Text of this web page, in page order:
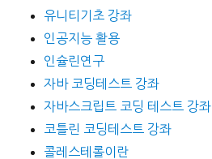
유니티기초 강좌
인공지능 활용
인슐린연구
자바 코딩테스트 강좌
자바스크립트 코딩 테스트 강좌
코틀린 코딩테스트 강좌
콜레스테롤이란